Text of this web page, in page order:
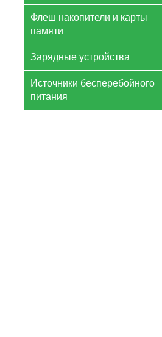
Флеш накопители и карты
памяти
Зарядные устройства
Источники бесперебойного
питания